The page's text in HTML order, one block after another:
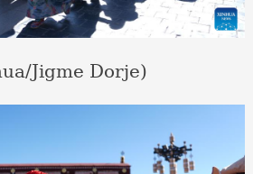
Jigme Dorje)